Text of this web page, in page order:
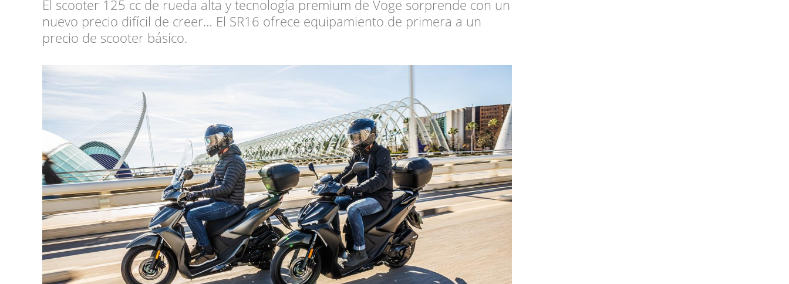
El scooter 125 cc de rueda alta y tecnología premium de Voge sorprende con un
nuevo precio difícil de creer… El SR16 ofrece equipamiento de primera a un
precio de scooter básico.